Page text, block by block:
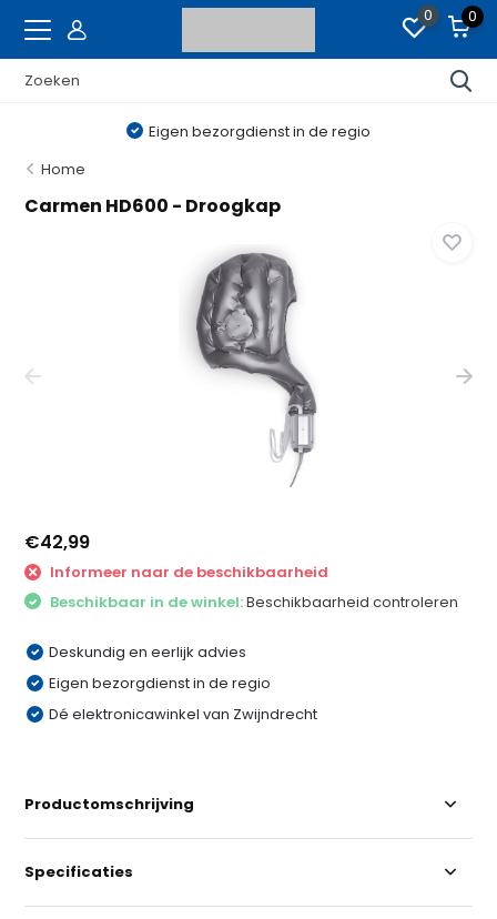
0 0
Eigen bezorgdienst in de regio
Home
Carmen HD600 - Droogkap
€42,99
Informeer naar de beschikbaarheid
Beschikbaar in de winkel:Beschikbaarheid controleren
Deskundig en eerlijk advies
Eigen bezorgdienst in de regio
Dé elektronicawinkel van Zwijndrecht
Productomschrijving
Specificaties